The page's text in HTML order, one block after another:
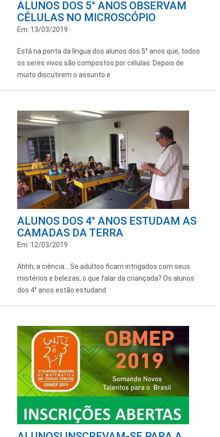
ALUNOS DOS 5° ANOS OBSERVAM
CÉLULAS NO MICROSCÓPIO
Em: 13/03/2019
Está na ponta da língua dos alunos dos 5° anos que, todos
os seres vivos são compostos por células. Depois de
muito discutirem o assunto e
ALUNOS DOS 4° ANOS ESTUDAM AS
CAMADAS DA TERRA
Em: 12/03/2019
Ahhh, a ciência... Se adultos ficam intrigados com seus
mistérios e belezas, o que falar da criançada? Os alunos
dos 4° anos estão estudand